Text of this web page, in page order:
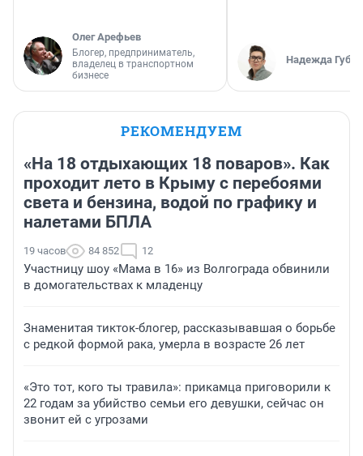
Олег Арефьев
Блогер, предприниматель,
владелец в транспортном
бизнесе
Надежда
РЕКОМЕНДУЕМ
«На 18 отдыхающих 18 поваров». Как
проходит лето в Крыму с перебоями
света и бензина, водой по графику и
налетами БПЛА
19 часов 84 852 12
Участницу шоу «Мама в 16» из Волгограда обвинили
в домогательствах к младенцу
Знаменитая тикток-блогер, рассказывавшая о борьбе
с редкой формой рака, умерла в возрасте 26 лет
«Это тот, кого ты травила»: прикамца приговорили к
22 годам за убийство семьи его девушки, сейчас он
звонит ей с угрозами